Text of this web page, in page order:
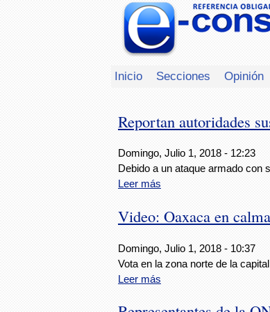
Inicio Secciones Opinión
Reportan autoridades
Domingo, Julio 1, 2018 - 12:23
Debido a un ataque armado con
Leer más
Video: Oaxaca en
Domingo, Julio 1, 2018 - 10:37
Vota en la zona norte de la
Leer más